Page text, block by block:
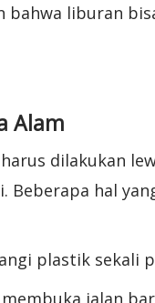
liburan
Alam
dilakukan
hal
plastik sekali
jalan